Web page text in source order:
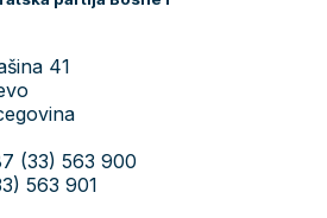
41
(33) 563 900
563 901